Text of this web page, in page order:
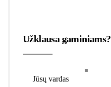
Užklausa gaminiams?